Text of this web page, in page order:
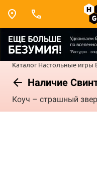
Каталог Настольные игры
Наличие
Коуч – страшный